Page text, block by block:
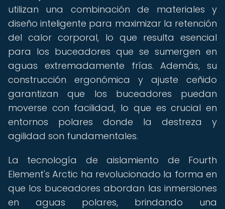
utilizan una combinación de materiales y
diseño inteligente para maximizar la retención
del calor corporal, lo que resulta esencial
para los buceadores que se sumergen en
aguas extremadamente frías. Además, su
construcción ergonómica y ajuste ceñido
garantizan que los buceadores puedan
moverse con facilidad, lo que es crucial en
entornos polares donde la destreza y
agilidad son fundamentales.
La tecnología de aislamiento de Fourth
Element's Arctic ha revolucionado la forma en
que los buceadores abordan las inmersiones
en aguas polares, brindando una